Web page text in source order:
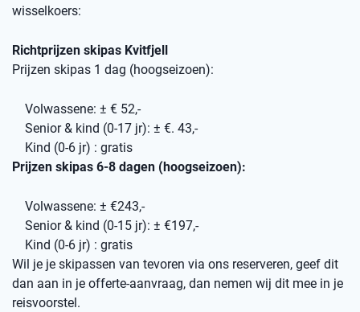
wisselkoers:
Richtprijzen skipas Kvitfjell
Prijzen skipas 1 dag (hoogseizoen):
Volwassene: ± € 52,-
Senior & kind (0-17 jr): ± €. 43,-
Kind (0-6 jr) : gratis
Prijzen skipas 6-8 dagen (hoogseizoen):
Volwassene: ± €243,-
Senior & kind (0-15 jr): ± €197,-
Kind (0-6 jr) : gratis
Wil je je skipassen van tevoren via ons reserveren, geef dit
dan aan in je offerte-aanvraag, dan nemen wij dit mee in je
reisvoorstel.